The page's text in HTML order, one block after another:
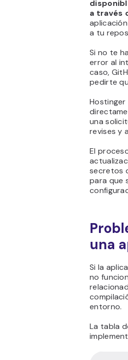
a través
a tu
Si no te
error al
caso,
pedirte
Hostinger
una
revises y
El
secretos
para que
una
Si la
no
entorno.
La tabla